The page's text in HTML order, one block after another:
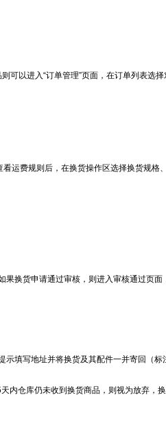
可以进入“订单管理”页面，在订单列表选择
看运费规则后，在换货操作区选择换货规
换货申请通过审核，则进入审核通过页
填写地址并将换货及其配件一并寄回（标
天内仓库仍未收到换货商品，则视为放弃，换